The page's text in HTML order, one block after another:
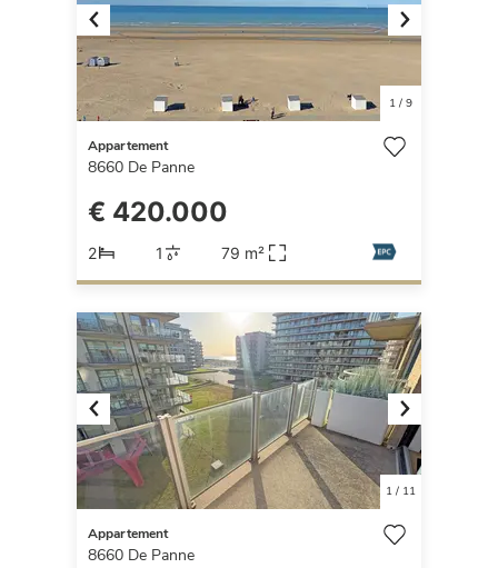
Previous Next
1/ 9
Appartement
8660 De Panne
€ 420.000
2 1 79 m²
Previous Next
1/ 11
Appartement
8660 De Panne